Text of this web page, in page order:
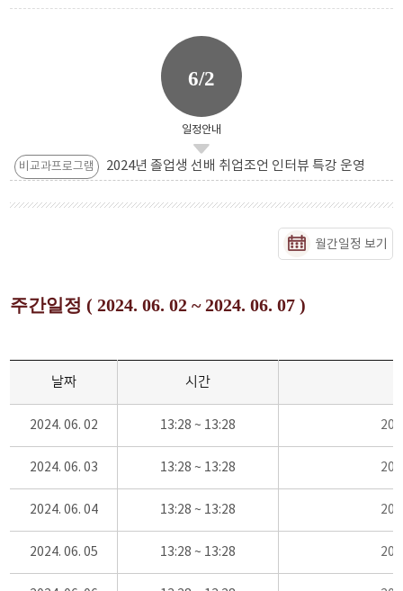
6/2
일정안내
비교과프로그램 2024년 졸업생 선배 취업조언 인터뷰 특강 운영
월간일정 보기
주간일정 ( 2024. 06. 02 ~ 2024. 06. 07 )
날짜 시간
2024. 06. 02 13:28 ~ 13:28
2024. 06. 03 13:28 ~ 13:28
2024. 06. 04 13:28 ~ 13:28
2024. 06. 05 13:28 ~ 13:28